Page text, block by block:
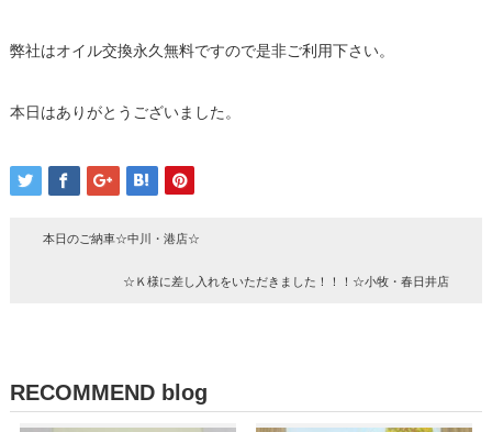
弊社はオイル交換永久無料ですので是非ご利用下さい。
本日はありがとうございました。
本日のご納車☆中川・港店☆
☆Ｋ様に差し入れをいただきました！！！☆小牧・春日井店
RECOMMEND blog